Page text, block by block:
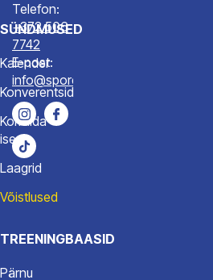
SÜNDMUSED
Kalender
Konverentsid
Korralda
ise
Laagrid
Võistlused
TREENINGBAASID
Pärnu
Telefon:
+372 506
7742
E-post:
info@spordiakadeemia.ee